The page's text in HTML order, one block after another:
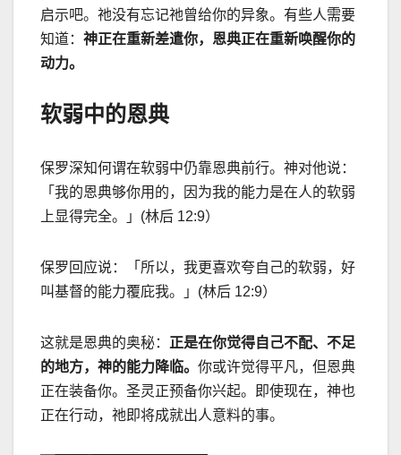
启示吧。祂没有忘记祂曾给你的异象。有些人需要
知道： 神正在重新差遣你，恩典正在重新唤醒你的
动力。
软弱中的恩典
保罗深知何谓在软弱中仍靠恩典前行。神对他说：
「我的恩典够你用的，因为我的能力是在人的软弱
上显得完全。」 (林后 12:9）
保罗回应说：「所以，我更喜欢夸自己的软弱，好
叫基督的能力覆庇我。」 (林后 12:9）
这就是恩典的奥秘： 正是在你觉得自己不配、不足
的地方，神的能力降临。 你或许觉得平凡，但恩典
正在装备你。圣灵正预备你兴起。即使现在，神也
正在行动，祂即将成就出人意料的事。